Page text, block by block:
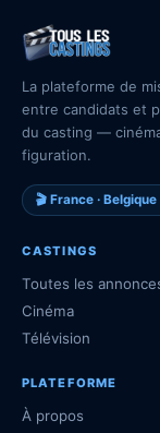
La plateforme de
entre candidats et
du casting —
figuration.
🎬 France · Belgique
CASTINGS
Toutes les
Cinéma
Télévision
PLATEFORME
À propos